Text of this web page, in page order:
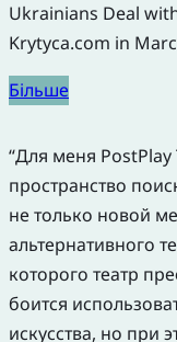
Ukrainians Deal
Krytyca.com in
Більше
“Для меня PostPlay
пространство
не только новой
альтернативного
которого театр
боится
искусства, но при